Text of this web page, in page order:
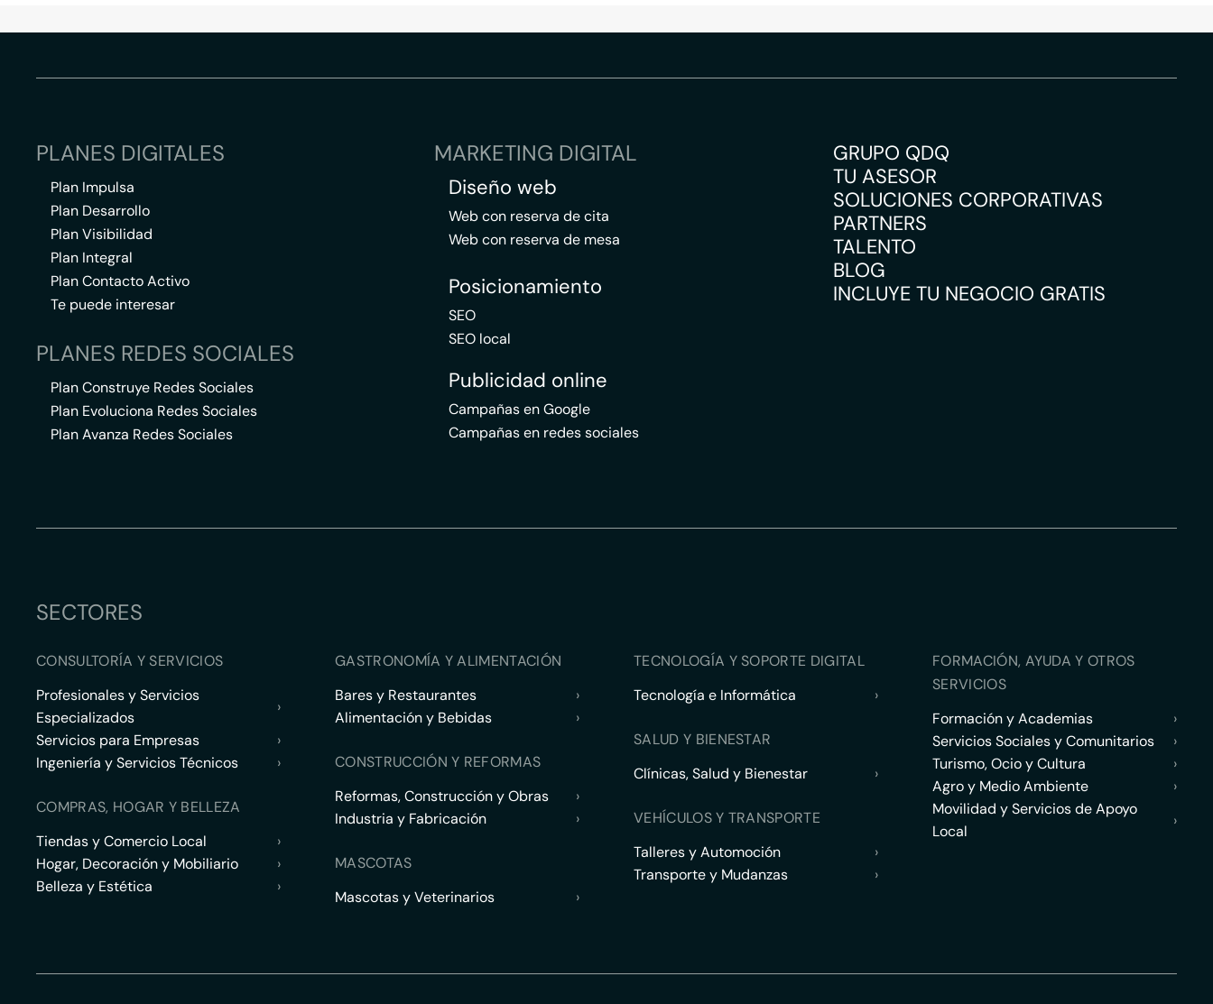
PLANES DIGITALES
Plan Impulsa
Plan Desarrollo
Plan Visibilidad
Plan Integral
Plan Contacto Activo
Te puede interesar
PLANES REDES SOCIALES
Plan Construye Redes Sociales
Plan Evoluciona Redes Sociales
Plan Avanza Redes Sociales
MARKETING DIGITAL
Diseño web
Web con reserva de cita
Web con reserva de mesa
Posicionamiento
SEO
SEO local
Publicidad online
Campañas en Google
Campañas en redes sociales
GRUPO QDQ
TU ASESOR
SOLUCIONES CORPORATIVAS
PARTNERS
TALENTO
BLOG
INCLUYE TU NEGOCIO GRATIS
SECTORES
CONSULTORÍA Y SERVICIOS
Profesionales y Servicios
Especializados
›
Servicios para Empresas
›
Ingeniería y Servicios Técnicos
›
COMPRAS, HOGAR Y BELLEZA
Tiendas y Comercio Local
›
Hogar, Decoración y Mobiliario
›
Belleza y Estética
›
GASTRONOMÍA Y ALIMENTACIÓN
Bares y Restaurantes
›
Alimentación y Bebidas
›
CONSTRUCCIÓN Y REFORMAS
Reformas, Construcción y Obras
›
Industria y Fabricación
›
MASCOTAS
Mascotas y Veterinarios
›
TECNOLOGÍA Y SOPORTE DIGITAL
Tecnología e Informática
›
SALUD Y BIENESTAR
Clínicas, Salud y Bienestar
›
VEHÍCULOS Y TRANSPORTE
Talleres y Automoción
›
Transporte y Mudanzas
›
FORMACIÓN, AYUDA Y OTROS
SERVICIOS
Formación y Academias
›
Servicios Sociales y Comunitarios
›
Turismo, Ocio y Cultura
›
Agro y Medio Ambiente
›
Movilidad y Servicios de Apoyo
Local
›